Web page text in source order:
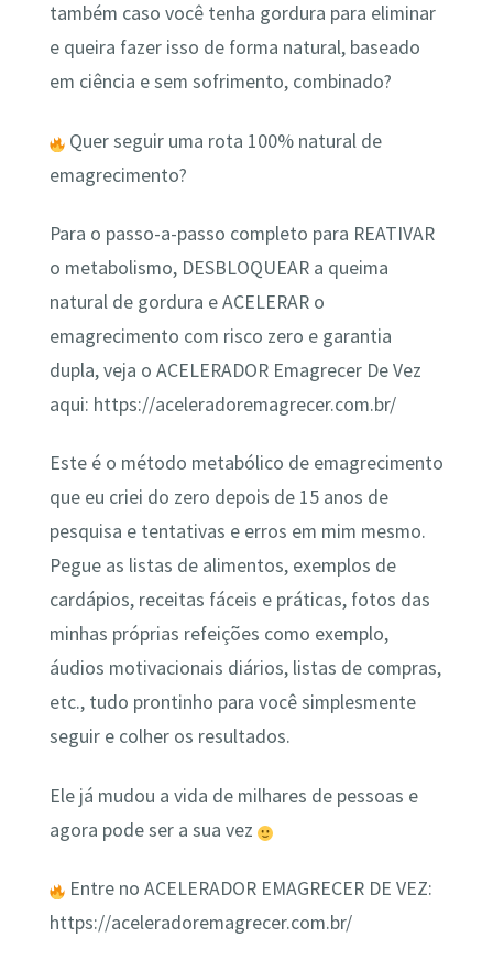
também caso você tenha gordura para eliminar
e queira fazer isso de forma natural, baseado
em ciência e sem sofrimento, combinado?
Quer seguir uma rota 100% natural de
emagrecimento?
Para o passo-a-passo completo para REATIVAR
o metabolismo, DESBLOQUEAR a queima
natural de gordura e ACELERAR o
emagrecimento com risco zero e garantia
dupla, veja o ACELERADOR Emagrecer De Vez
aqui: https://aceleradoremagrecer.com.br/
Este é o método metabólico de emagrecimento
que eu criei do zero depois de 15 anos de
pesquisa e tentativas e erros em mim mesmo.
Pegue as listas de alimentos, exemplos de
cardápios, receitas fáceis e práticas, fotos das
minhas próprias refeições como exemplo,
áudios motivacionais diários, listas de compras,
etc., tudo prontinho para você simplesmente
seguir e colher os resultados.
Ele já mudou a vida de milhares de pessoas e
agora pode ser a sua vez
Entre no ACELERADOR EMAGRECER DE VEZ:
https://aceleradoremagrecer.com.br/